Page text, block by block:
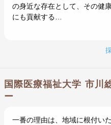
の身近な存在として、その健
にも貢献する…
国際医療福祉大学 市川
ー
一番の理由は、地域に根付い